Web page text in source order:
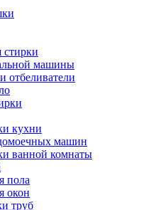
машины
отбеливатели
кухни
машин
ванной комнаты
пола
окон
труб